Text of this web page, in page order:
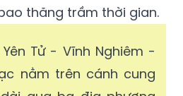
thăng trầm thời gian.
Tử - Vĩnh Nghiêm -
nằm trên cánh cung